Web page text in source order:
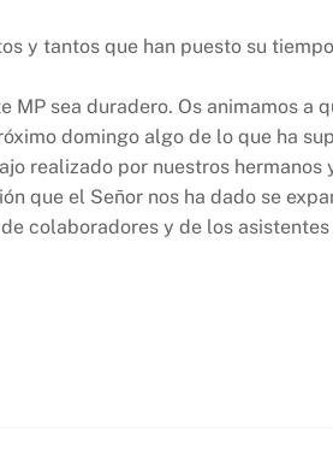
y tantos que han puesto su
sea duradero. Os animamos a
domingo algo de lo que ha
realizado por nuestros
que el Señor nos ha dado se
colaboradores y de los